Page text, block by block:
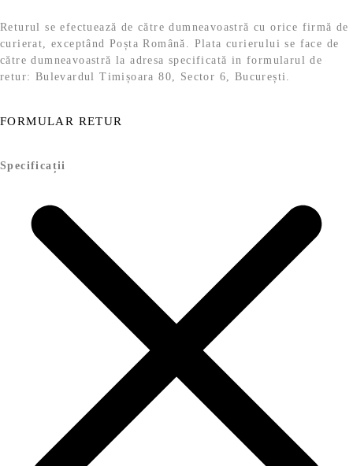
Returul se efectuează de către dumneavoastră cu orice firmă de
curierat, exceptând Poșta Română. Plata curierului se face de
către dumneavoastră la adresa specificată in formularul de
retur: Bulevardul Timișoara 80, Sector 6, București.
FORMULAR RETUR
Specificații